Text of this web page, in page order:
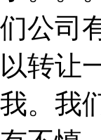
们公司
以转让
我。我